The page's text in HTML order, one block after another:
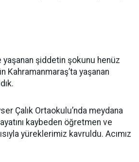
yaşanan şiddetin şokunu henüz
Kahramanmaraş’ta yaşanan
Çalık Ortaokulu’nda meydana
kaybeden öğretmen ve
yüreklerimiz kavruldu. Acımız